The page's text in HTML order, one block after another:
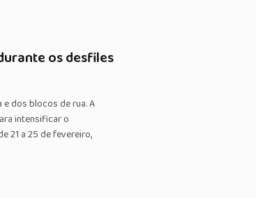
os desfiles
dos blocos de rua. A
intensificar o
21 a 25 de fevereiro,